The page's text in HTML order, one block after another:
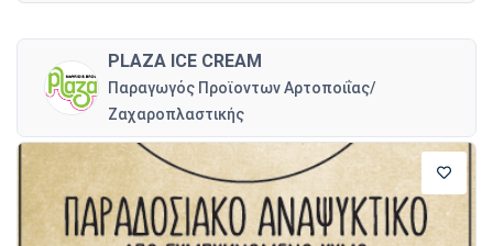
PLAZA ICE CREAM
Παραγωγός Προϊοντων Αρτοποιΐας/
Ζαχαροπλαστικής